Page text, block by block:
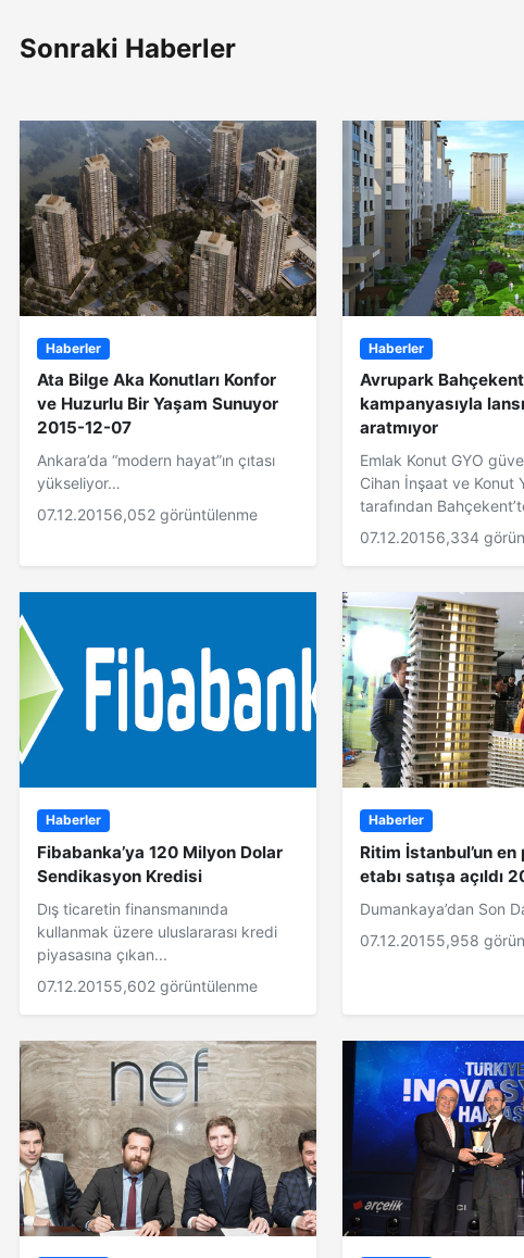
Sonraki Haberler
Haberler
Ata Bilge Aka Konutları Konfor
ve Huzurlu Bir Yaşam Sunuyor
2015-12-07
Ankara’da “modern hayat”ın çıtası
yükseliyor…
07.12.20156,052 görüntülenme
Haberler
Avrupark
kampanyasıyla
aratmıyor
Emlak Konut GYO
Cihan İnşaat ve Konut
tarafından
07.12.20156,334
Haberler
Fibabanka’ya 120 Milyon Dolar
Sendikasyon Kredisi
Dış ticaretin finansmanında
kullanmak üzere uluslararası kredi
piyasasına çıkan...
07.12.20155,602 görüntülenme
Haberler
Ritim İstanbul’un
etabı satışa açıldı
Dumankaya’dan Son
07.12.20155,958